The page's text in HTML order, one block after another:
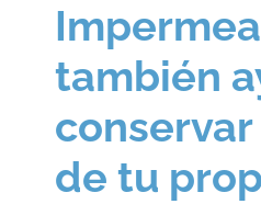
también
de tu